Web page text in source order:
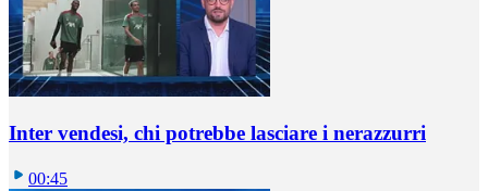
Inter vendesi, chi potrebbe lasciare i nerazzurri
00:45